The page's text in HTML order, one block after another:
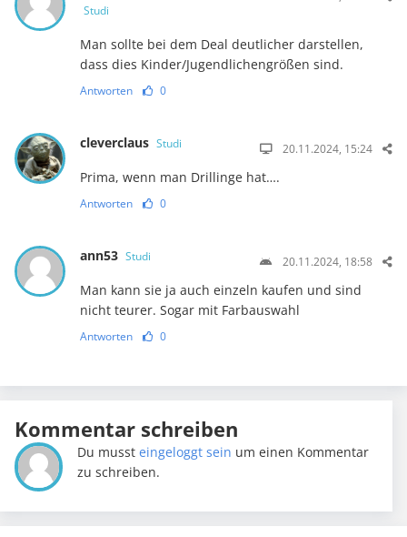
Studi
Man sollte bei dem Deal deutlicher darstellen,
dass dies Kinder/Jugendlichengrößen sind.
Antworten 0
cleverclaus Studi 20.11.2024, 15:24
Prima, wenn man Drillinge hat….
Antworten 0
ann53 Studi 20.11.2024, 18:58
Man kann sie ja auch einzeln kaufen und sind
nicht teurer. Sogar mit Farbauswahl
Antworten 0
Kommentar schreiben
Du mussteingeloggt sein um einen Kommentar
zu schreiben.